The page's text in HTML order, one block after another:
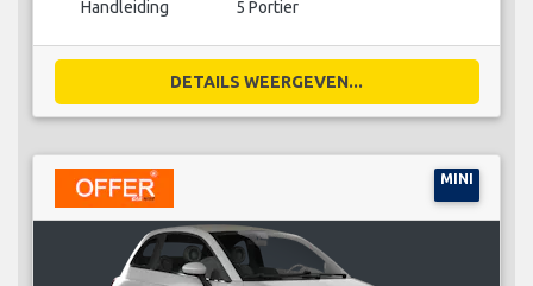
Handleiding 5 Portier
DETAILS WEERGEVEN...
MINI